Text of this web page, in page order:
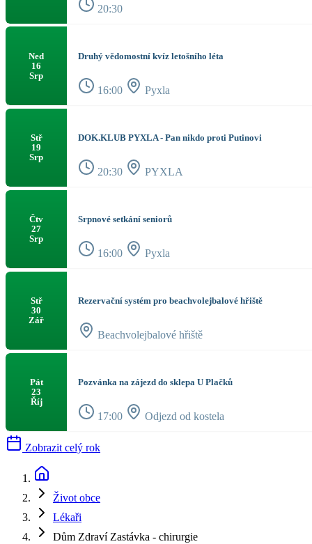
20:30
Ned
16
Srp
Druhý vědomostní kvíz letošního léta
16:00 Pyxla
Stř
19
Srp
DOK.KLUB PYXLA - Pan nikdo proti Putinovi
20:30 PYXLA
Čtv
27
Srp
Srpnové setkání seniorů
16:00 Pyxla
Stř
30
Zář
Rezervační systém pro beachvolejbalové hřiště
Beachvolejbalové hřiště
Pát
23
Říj
Pozvánka na zájezd do sklepa U Plačků
17:00 Odjezd od kostela
Zobrazit celý rok
Život obce
Lékaři
Dům Zdraví Zastávka - chirurgie